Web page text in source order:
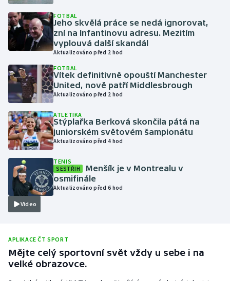
Krasobruslení
Lezení
Lyže a snowboard
Moderní pětiboj
Motorsport
Olympijské hry
Parasport
Plavání
Plážový volejbal
Ragby
Rychlobruslení
FOTBAL
Jeho skvělá práce se nedá ignorovat,
zní na Infantinovu adresu. Mezitím
vyplouvá další skandál
Aktualizováno před 2 hod
FOTBAL
Vítek definitivně opouští Manchester
United, nově patří Middlesbrough
Aktualizováno před 2 hod
ATLETIKA
Stýplařka Berková skončila pátá na
juniorském světovém šampionátu
Aktualizováno před 4 hod
Video
TENIS
SESTŘIH
Menšík je v Montrealu v
osmifinále
Aktualizováno před 6 hod
APLIKACE ČT SPORT
Mějte celý sportovní svět vždy u sebe i na
velké obrazovce.